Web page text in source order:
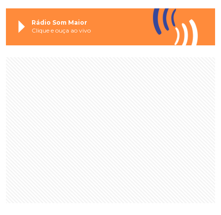
Rádio Som Maior
Clique e ouça ao vivo